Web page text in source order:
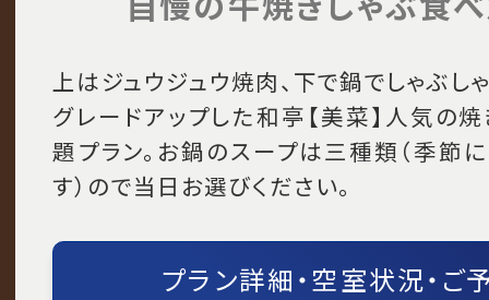
上はジュウジュウ焼肉、下で鍋でしゃぶし
グレードアップした和亭【美菜】人気の
題プラン。お鍋のスープは三種類（季節
す）ので当日お選びください。
プラン詳細・空室状況・ご